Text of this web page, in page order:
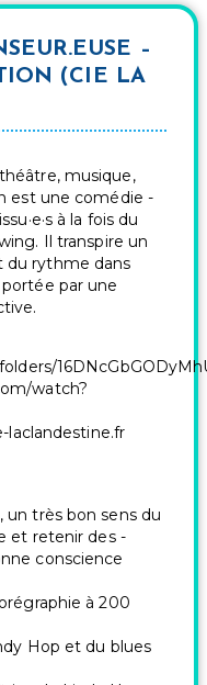
–
(CIE LA
musique,
est une comédie
à la fois du
Il transpire un
du rythme dans
par une
watch?
laclandestine.fr
un très bon sens du
et retenir des
conscience
à 200
Hop et du blues